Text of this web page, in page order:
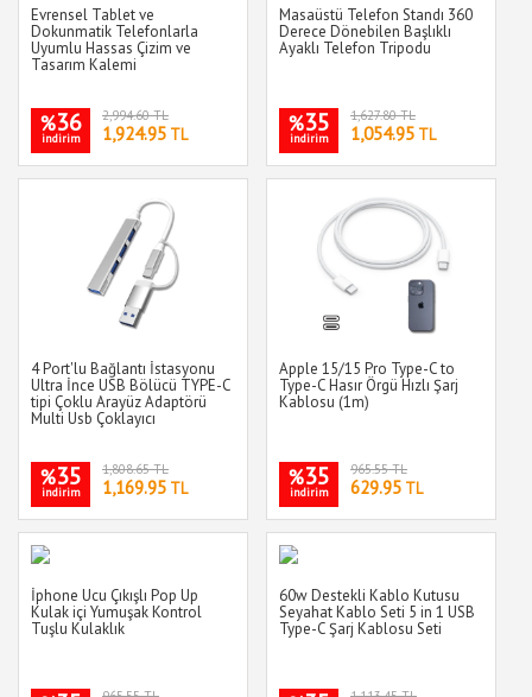
Evrensel Tablet ve
Dokunmatik Telefonlarla
Uyumlu Hassas Çizim ve
Tasarım Kalemi
%36
indirim
2,994.60 TL
1,924.95 TL
Masaüstü Telefon Standı 360
Derece Dönebilen Başlıklı
Ayaklı Telefon Tripodu
%35
indirim
1,627.80 TL
1,054.95 TL
4 Port'lu Bağlantı İstasyonu
Ultra İnce USB Bölücü TYPE-C
tipi Çoklu Arayüz Adaptörü
Multi Usb Çoklayıcı
%35
indirim
1,808.65 TL
1,169.95 TL
Apple 15/15 Pro Type-C to
Type-C Hasır Örgü Hızlı Şarj
Kablosu (1m)
%35
indirim
965.55 TL
629.95 TL
İphone Ucu Çıkışlı Pop Up
Kulak içi Yumuşak Kontrol
Tuşlu Kulaklık
60w Destekli Kablo Kutusu
Seyahat Kablo Seti 5 in 1 USB
Type-C Şarj Kablosu Seti